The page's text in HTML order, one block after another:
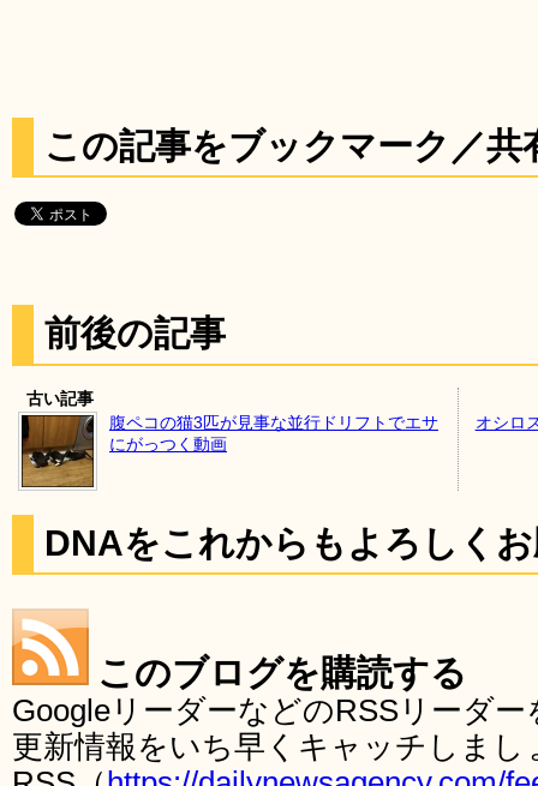
この記事をブックマーク／共
前後の記事
古い記事
腹ペコの猫3匹が見事な並行ドリフトでエサ
にがっつく動画
オシロ
DNAをこれからもよろしく
このブログを購読する
GoogleリーダーなどのRSSリーダ
更新情報をいち早くキャッチしま